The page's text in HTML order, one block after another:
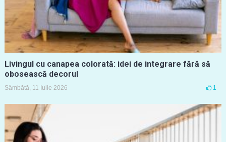
Livingul cu canapea colorată: idei de integrare fără să
obosească decorul
Sâmbătă, 11 Iulie 2026 1